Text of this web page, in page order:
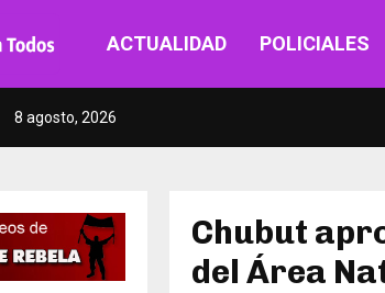
ACTUALIDAD POLICIALES
8 agosto, 2026
Chubut
del Área